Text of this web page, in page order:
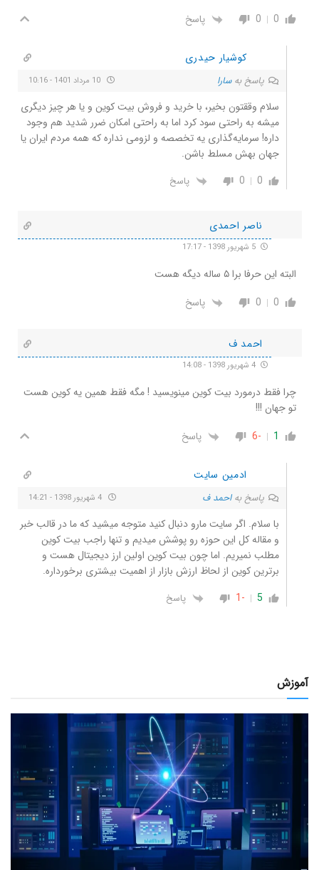
0
0 پاسخ
کوشیار حیدری
پاسخ بهسارا
سلام وققتون بخیر، با خرید و فروش بیت کوین و یا هر چیز دیگری
میشه به راحتی سود کرد اما به راحتی امکان ضرر شدید هم وجود
داره! سرمایه‌گذاری یه تخصصه و لزومی نداره که همه مردم ایران یا
جهان بهش مسلط باشن.
0
0 پاسخ
ناصر احمدی
البته این حرفا برا ۵ ساله دیگه هست
0
0 پاسخ
احمد ف
چرا فقط درمورد بیت کوین مینویسید ! مگه فقط همین یه کوین هست
تو جهان !!!
1
-6 پاسخ
ادمین سایت
پاسخ بهاحمد ف
با سلام. اگر سایت مارو دنبال کنید متوجه میشید که ما در قالب خبر
و مقاله کل این حوزه رو پوشش میدیم و تنها راجب بیت کوین
مطلب نمیریم. اما چون بیت کوین اولین ارز دیجیتال هست و
برترین کوین از لحاظ ارزش بازار از اهمیت بیشتری برخورداره.
5
-1 پاسخ
آموزش